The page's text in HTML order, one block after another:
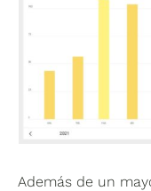
Además de un